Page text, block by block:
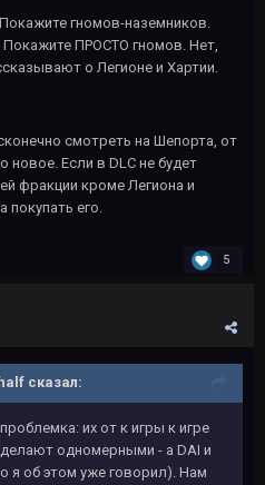
гномов-наземников.
ПРОСТО гномов. Нет,
о Легионе и Хартии.
смотреть на Шепорта, от
новое. Если в DLC не будет
фракции кроме Легиона и
покупать его.
5
сказал:
их от к игры к игре
одномерными - а DAI и
я об этом уже говорил). Нам